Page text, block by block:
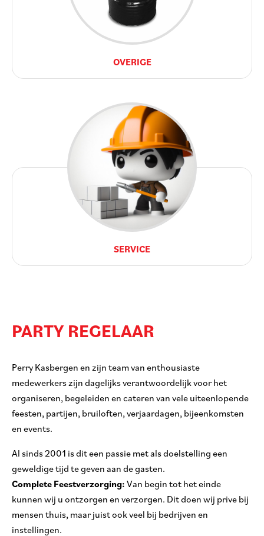
OVERIGE
SERVICE
PARTY REGELAAR
Perry Kasbergen en zijn team van enthousiaste
medewerkers zijn dagelijks verantwoordelijk voor het
organiseren, begeleiden en cateren van vele uiteenlopende
feesten, partijen, bruiloften, verjaardagen, bijeenkomsten
en events.
Al sinds 2001 is dit een passie met als doelstelling een
geweldige tijd te geven aan de gasten.
Complete Feestverzorging: Van begin tot het einde
kunnen wij u ontzorgen en verzorgen. Dit doen wij prive bij
mensen thuis, maar juist ook veel bij bedrijven en
instellingen.